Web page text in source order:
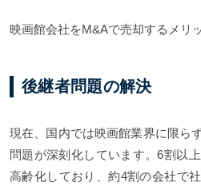
映画館会社をM&Aで売却するメリ
後継者問題の解決
現在、国内では映画館業界に限ら
問題が深刻化しています。6割以
高齢化しており、約4割の会社で